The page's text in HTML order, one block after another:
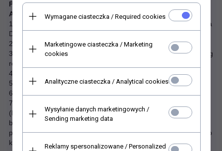
Papier "bezkwasowy i bezdrzewny".
Atesty;
1. FSC® Recycled certyfikat (Forest Stewardship Council – Rada
Dobrej Gospodarki Leśnej)
2. Oznakowanie ekologiczne EU ECOLABEL
3. Odporny na starzenie (DIN 6738)- papier długowieczny ageing
resistance
4. Produkowany bezchlorowo PCF
5. Nie zawiera metali ciężkich
6. Certyfikat EN 15593 - bezpieczny dla artykułów spożywczych
7. Spełnia wymagania i zalecenia niemieckiego BfR
(Bundesinsitut fur Risikobewertung) dla opakowań wtórnych, do
bezpośredniego kontaktu z obranym, łuskanym lub mytym
produktem spożywczym przed konsumpcją oraz bezpośredniego
kontaktu z suchymi artykułami spożywczymi.
Wymagane ciasteczka / Required cookies
Marketingowe ciasteczka / Marketing
cookies
Analityczne ciasteczka / Analytical cookies
Wysyłanie danych marketingowych /
Sending marketing data
Reklamy spersonalizowane / Personalized